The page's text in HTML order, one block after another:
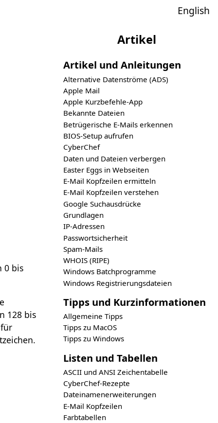
English
0 bis
128 bis
Artikel
Artikel und Anleitungen
Alternative Datenströme (ADS)
Apple Mail
Apple Kurzbefehle-App
Bekannte Dateien
Betrügerische E-Mails erkennen
BIOS-Setup aufrufen
CyberChef
Daten und Dateien verbergen
Easter Eggs in Webseiten
E-Mail Kopfzeilen ermitteln
E-Mail Kopfzeilen verstehen
Google Suchausdrücke
Grundlagen
IP-Adressen
Passwortsicherheit
Spam-Mails
WHOIS (RIPE)
Windows Batchprogramme
Windows Registrierungsdateien
Tipps und Kurzinformationen
Allgemeine Tipps
Tipps zu MacOS
Tipps zu Windows
Listen und Tabellen
ASCII und ANSI Zeichentabelle
CyberChef-Rezepte
Dateinamenerweiterungen
E-Mail Kopfzeilen
Farbtabellen